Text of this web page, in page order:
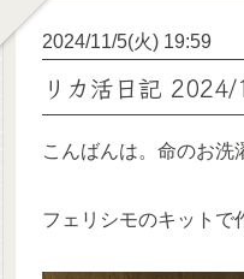
2024/11/5(火) 19:59
リカ活日記
こんばんは。命のお洗
フェリシモのキットで